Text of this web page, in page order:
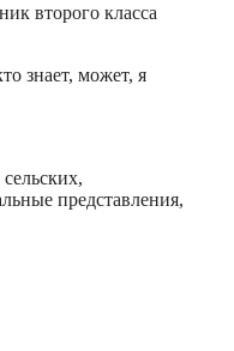
второго класса
знает, может, я
представления,